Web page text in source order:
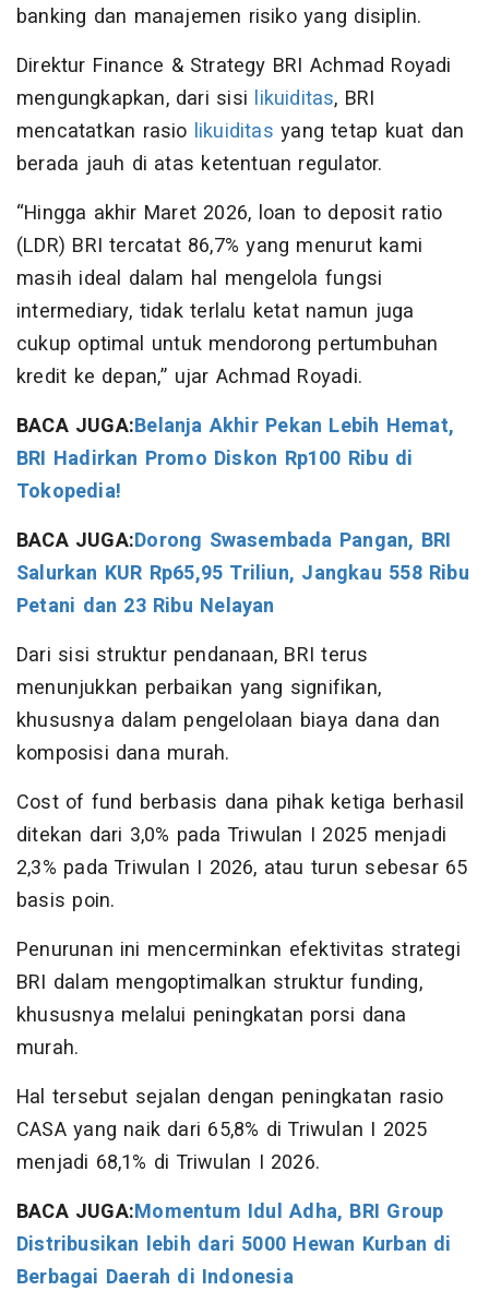
banking dan manajemen risiko yang disiplin.
Direktur Finance & Strategy BRI Achmad Royadi
mengungkapkan, dari sisi likuiditas, BRI
mencatatkan rasio likuiditas yang tetap kuat dan
berada jauh di atas ketentuan regulator.
“Hingga akhir Maret 2026, loan to deposit ratio
(LDR) BRI tercatat 86,7% yang menurut kami
masih ideal dalam hal mengelola fungsi
intermediary, tidak terlalu ketat namun juga
cukup optimal untuk mendorong pertumbuhan
kredit ke depan,” ujar Achmad Royadi.
BACA JUGA:Belanja Akhir Pekan Lebih Hemat,
BRI Hadirkan Promo Diskon Rp100 Ribu di
Tokopedia!
BACA JUGA:Dorong Swasembada Pangan, BRI
Salurkan KUR Rp65,95 Triliun, Jangkau 558 Ribu
Petani dan 23 Ribu Nelayan
Dari sisi struktur pendanaan, BRI terus
menunjukkan perbaikan yang signifikan,
khususnya dalam pengelolaan biaya dana dan
komposisi dana murah.
Cost of fund berbasis dana pihak ketiga berhasil
ditekan dari 3,0% pada Triwulan I 2025 menjadi
2,3% pada Triwulan I 2026, atau turun sebesar 65
basis poin.
Penurunan ini mencerminkan efektivitas strategi
BRI dalam mengoptimalkan struktur funding,
khususnya melalui peningkatan porsi dana
murah.
Hal tersebut sejalan dengan peningkatan rasio
CASA yang naik dari 65,8% di Triwulan I 2025
menjadi 68,1% di Triwulan I 2026.
BACA JUGA:Momentum Idul Adha, BRI Group
Distribusikan lebih dari 5000 Hewan Kurban di
Berbagai Daerah di Indonesia